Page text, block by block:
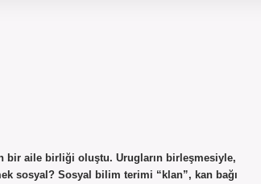
bir aile birliği oluştu. Urugların birleşmesiyle,
sosyal? Sosyal bilim terimi “klan”, kan bağı